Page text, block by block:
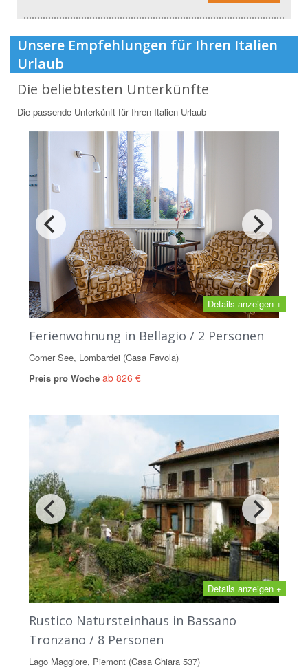
Unsere Empfehlungen für Ihren Italien
Urlaub
Die beliebtesten Unterkünfte
Die passende Unterkünft für Ihren Italien Urlaub
Details anzeigen +
Ferienwohnung in Bellagio / 2 Personen
Comer See, Lombardei (Casa Favola)
Preis pro Woche ab 826 €
Details anzeigen +
Rustico Natursteinhaus in Bassano
Tronzano / 8 Personen
Lago Maggiore, Piemont (Casa Chiara 537)